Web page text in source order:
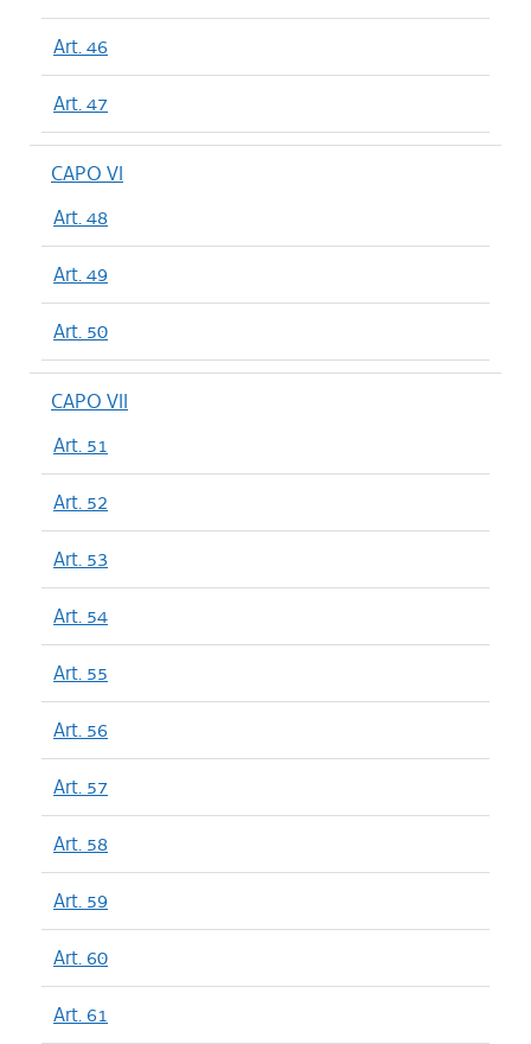
Art. 46
Art. 47
CAPO VI
Art. 48
Art. 49
Art. 50
CAPO VII
Art. 51
Art. 52
Art. 53
Art. 54
Art. 55
Art. 56
Art. 57
Art. 58
Art. 59
Art. 60
Art. 61